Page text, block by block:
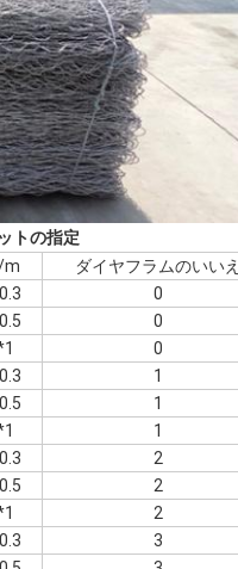
トの指定
m
ダイヤフラムのいいえ
0
0
0
1
1
1
2
2
2
3